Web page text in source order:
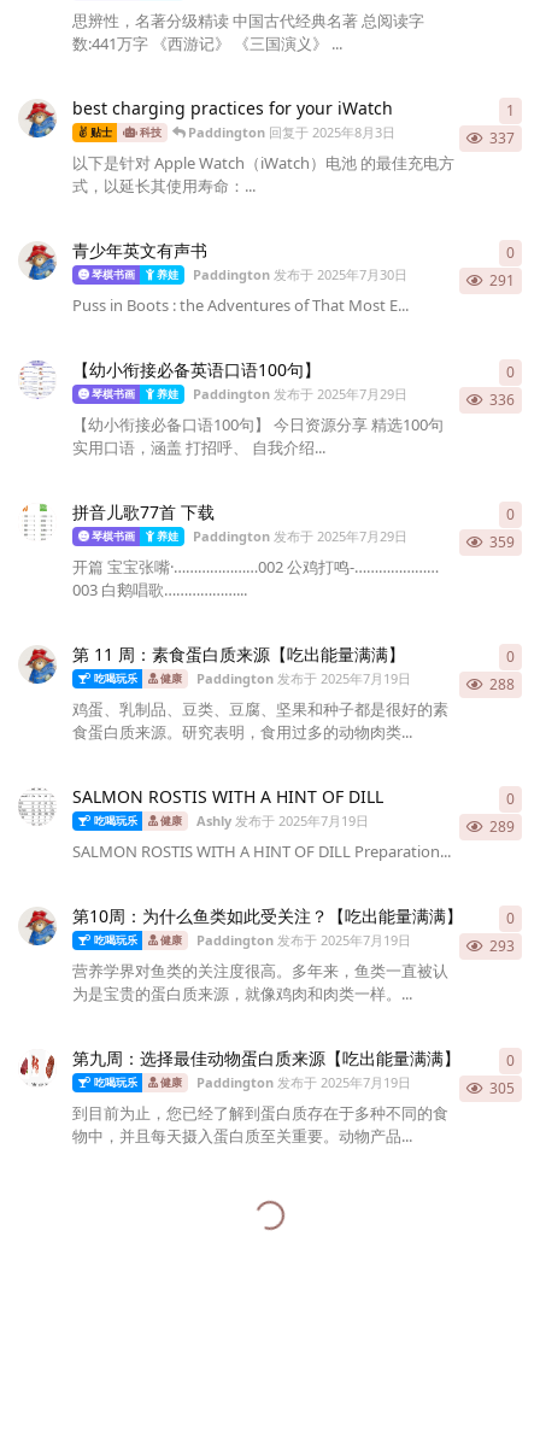
思辨性，名著分级精读 中国古代经典名著 总阅读字
数:441万字 《西游记》 《三国演义》 ...
best charging practices for your iWatch
贴士 科技 Paddington回复于 2025年8月3日 337
以下是针对 Apple Watch（iWatch）电池 的最佳充电方
式，以延长其使用寿命：...
1
青少年英文有声书
琴棋书画 养娃 Paddington发布于 2025年7月30日 291
Puss in Boots : the Adventures of That Most E...
0
【幼小衔接必备英语口语100句】
琴棋书画 养娃 Paddington发布于 2025年7月29日 336
【幼小衔接必备口语100句】 今日资源分享 精选100句
实用口语，涵盖 打招呼、 自我介绍...
0
拼音儿歌77首 下载
琴棋书画 养娃 Paddington发布于 2025年7月29日 359
开篇 宝宝张嘴·…………………002 公鸡打鸣-…………………
003 白鹅唱歌………………...
0
第 11 周：素食蛋白质来源【吃出能量满满】
吃喝玩乐 健康 Paddington发布于 2025年7月19日 288
鸡蛋、乳制品、豆类、豆腐、坚果和种子都是很好的素
食蛋白质来源。研究表明，食用过多的动物肉类...
0
SALMON ROSTIS WITH A HINT OF DILL
吃喝玩乐 健康 Ashly发布于 2025年7月19日 289
SALMON ROSTIS WITH A HINT OF DILL Preparation...
0
第10周：为什么鱼类如此受关注？【吃出能量满满】
吃喝玩乐 健康 Paddington发布于 2025年7月19日 293
营养学界对鱼类的关注度很高。多年来，鱼类一直被认
为是宝贵的蛋白质来源，就像鸡肉和肉类一样。...
0
第九周：选择最佳动物蛋白质来源【吃出能量满满】
吃喝玩乐 健康 Paddington发布于 2025年7月19日 305
到目前为止，您已经了解到蛋白质存在于多种不同的食
物中，并且每天摄入蛋白质至关重要。动物产品...
0